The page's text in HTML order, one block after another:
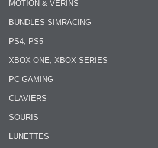
MOTION & VÉRINS
BUNDLES SIMRACING
PS4, PS5
XBOX ONE, XBOX SERIES
PC GAMING
CLAVIERS
SOURIS
LUNETTES